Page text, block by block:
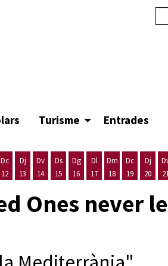
Turisme Entrades
Dc
12
Dj
13
Dv
14
Ds
15
Dg
16
Dl
17
Dm
18
Dc
19
Dj
20
Ones never